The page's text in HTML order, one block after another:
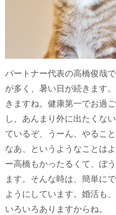
パートナー代表の高橋俊哉
が多く、暑い日が続きます
きますね。健康第一でお過
し、あんまり外に出たくな
ているぞ、うーん、やるこ
なあ、というようなことは
ー高橋もかったるくて、ぼ
ます。そんな時は、簡単に
ようにしています。婚活も
いろいろありますからね。